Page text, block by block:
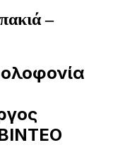
–